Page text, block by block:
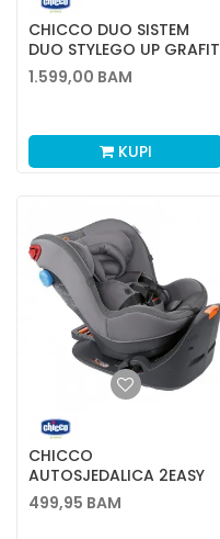
CHICCO DUO SISTEM
DUO STYLEGO UP GRAFIT
1.599,00 BAM
KUPI
CHICCO
AUTOSJEDALICA 2EASY
0/1 (0-18 KG)
499,95 BAM